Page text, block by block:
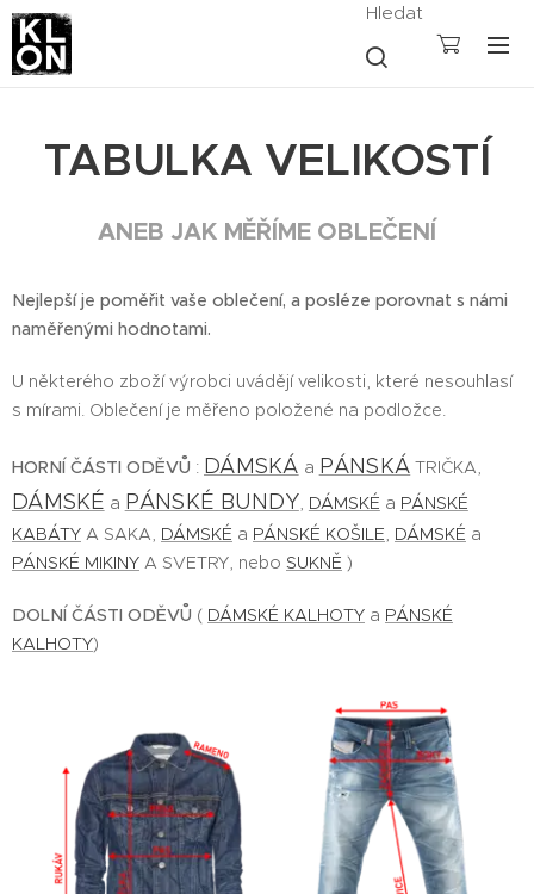
Hledat
TABULKA VELIKOSTÍ
ANEB JAK MĚŘÍME OBLEČENÍ
Nejlepší je poměřit vaše oblečení, a posléze porovnat s námi
naměřenými hodnotami.
U některého zboží výrobci uvádějí velikosti, které nesouhlasí
s mírami. Oblečení je měřeno položené na podložce.
HORNÍ ČÁSTI ODĚVŮ : DÁMSKÁ a PÁNSKÁ TRIČKA,
DÁMSKÉ a PÁNSKÉ BUNDY, DÁMSKÉ a PÁNSKÉ
KABÁTY A SAKA, DÁMSKÉ a PÁNSKÉ KOŠILE, DÁMSKÉ a
PÁNSKÉ MIKINY A SVETRY, nebo SUKNĚ )
DOLNÍ ČÁSTI ODĚVŮ ( DÁMSKÉ KALHOTY a PÁNSKÉ
KALHOTY)